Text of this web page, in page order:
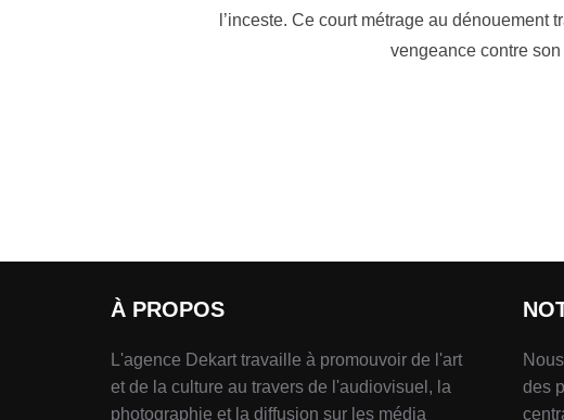
l’inceste. Ce court métrage au
vengeance contre
À PROPOS
L'agence Dekart travaille à promouvoir de l'art
et de la culture au travers de l'audiovisuel, la
photographie et la diffusion sur les média
des